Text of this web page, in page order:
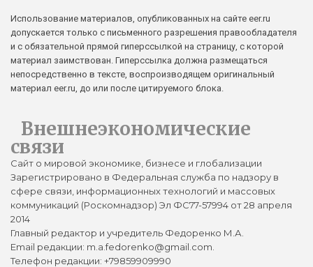
Использование материалов, опубликованных на сайте eer.ru
допускается только с письменного разрешения правообладателя
и с обязательной прямой гиперссылкой на страницу, с которой
материал заимствован. Гиперссылка должна размещаться
непосредственно в тексте, воспроизводящем оригинальный
материал eer.ru, до или после цитируемого блока.
Внешнеэкономические
связи
Сайт о мировой экономике, бизнесе и глобализации
Зарегистрировано в Федеральная служба по надзору в
сфере связи, информационных технологий и массовых
коммуникаций (Роскомнадзор) Эл ФС77-57994 от 28 апреля
2014
Главный редактор и учредитель Федоренко М.А.
Email редакции: m.a.fedorenko@gmail.com.
Телефон редакции: +79859909990